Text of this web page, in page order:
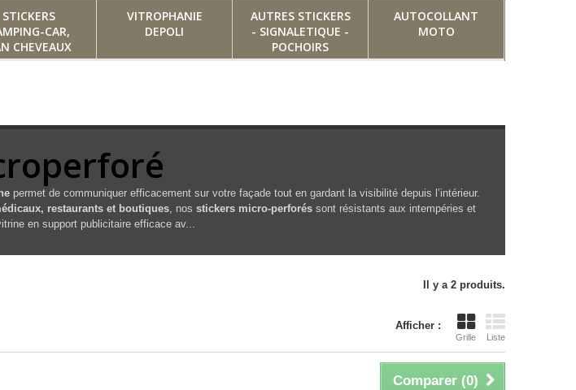
STICKERS
CAR,
CHEVEAUX
VITROPHANIE
DEPOLI
AUTRES STICKERS
- SIGNALETIQUE -
POCHOIRS
AUTOCOLLANT
MOTO
permet de communiquer efficacement sur votre façade tout en gardant la visibilité depuis l’intérieur.
restaurants et boutiques, nos stickers micro-perforés sont résistants aux intempéries et
en support publicitaire efficace av...
Il y a 2 produits.
Afficher :
Grille Liste
Comparer (0)